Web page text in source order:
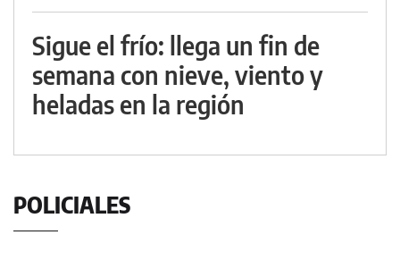
Sigue el frío: llega un fin de
semana con nieve, viento y
heladas en la región
POLICIALES